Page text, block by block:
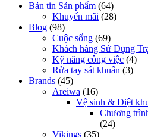
Bản tin Sản phẩm (64)
Khuyến mãi (28)
Blog (98)
Cuộc sống (69)
Khách hàng Sử Dụng
Kỹ năng công việc (4)
Rửa tay sát khuẩn (3)
Brands (45)
Areiwa (16)
Vệ sinh & Diệt
Chương
(24)
Vikings (35)